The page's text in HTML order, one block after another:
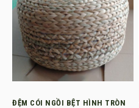
ĐỆM CÓI NGỒI BỆT HÌNH TRÒN